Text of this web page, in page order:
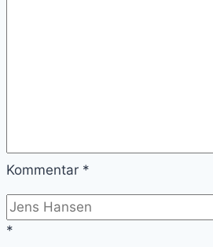
Kommentar *
*